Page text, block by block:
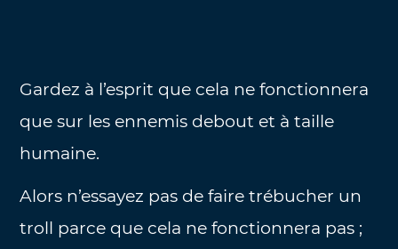
Gardez à l’esprit que cela ne fonctionnera
que sur les ennemis debout et à taille
humaine.
Alors n’essayez pas de faire trébucher un
troll parce que cela ne fonctionnera pas ;